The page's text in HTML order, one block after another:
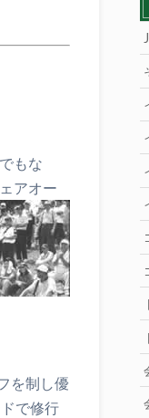
もな
アオー
を制し優
で修行